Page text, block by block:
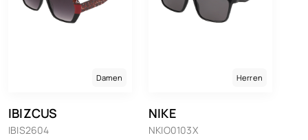
Damen
IBIZCUS
IBIS2604
Herren
NIKE
NKIO0103X